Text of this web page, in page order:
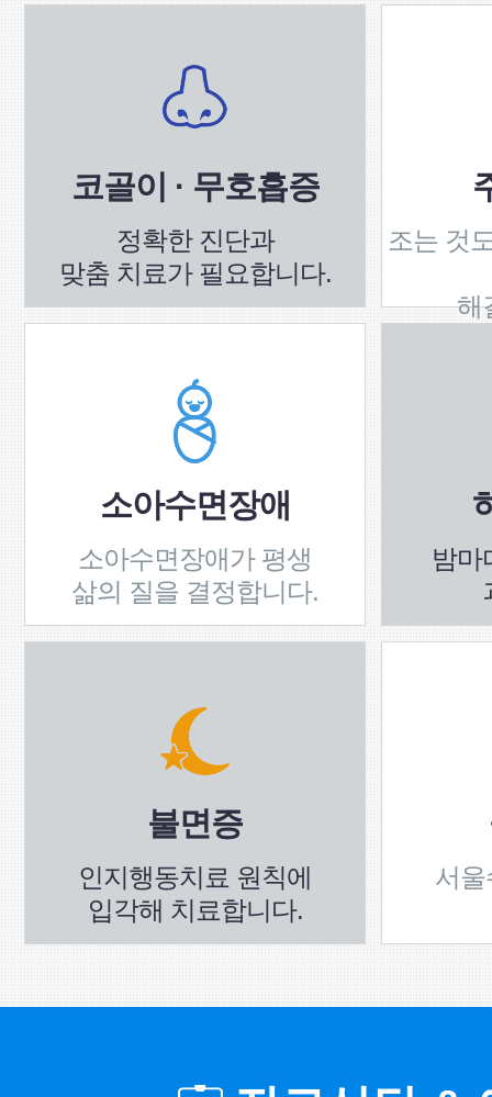
코골이 · 무호흡증
정확한 진단과
맞춤 치료가 필요합니다.
조는 것
해
소아수면장애
소아수면장애가 평생
삶의 질을 결정합니다.
밤마
불면증
인지행동치료 원칙에
입각해 치료합니다.
서